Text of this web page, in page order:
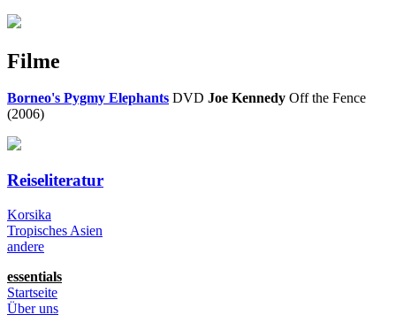
Filme
Borneo's Pygmy Elephants DVD Joe Kennedy Off the Fence
(2006)
Reiseliteratur
Korsika
Tropisches Asien
andere
essentials
Startseite
Über uns